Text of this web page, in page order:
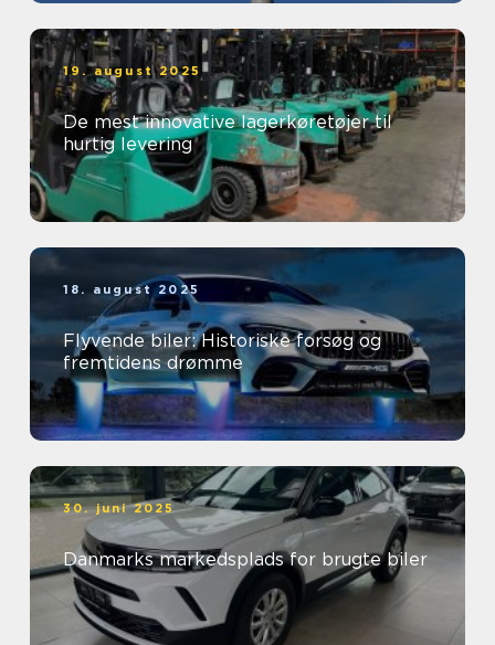
19. august 2025
De mest innovative lagerkøretøjer til
hurtig levering
18. august 2025
Flyvende biler: Historiske forsøg og
fremtidens drømme
30. juni 2025
Danmarks markedsplads for brugte biler